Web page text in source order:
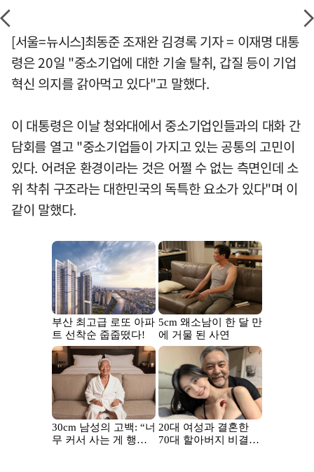
[서울=뉴시스]최동준 조재완 김경록 기자 = 이재명 대통
령은 20일 "중소기업에 대한 기술 탈취, 갑질 등이 기업
혁신 의지를 갉아먹고 있다"고 말했다.
이 대통령은 이날 청와대에서 중소기업인들과의 대화 간
담회를 열고 "중소기업들이 가지고 있는 공통의 고민이
있다. 어려운 환경이라는 것은 어쩔 수 없는 측면인데 소
위 착취 구조라는 대한민국의 독특한 요소가 있다"며 이
같이 말했다.